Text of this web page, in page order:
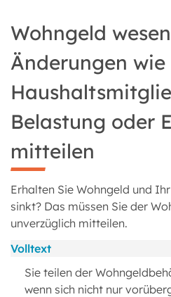
Wohngeld
Änderungen wie
Belastung oder
mitteilen
Erhalten Sie Wohngeld und
sinkt? Das müssen Sie der
unverzüglich mitteilen.
Volltext
Sie teilen der
wenn sich nicht nur